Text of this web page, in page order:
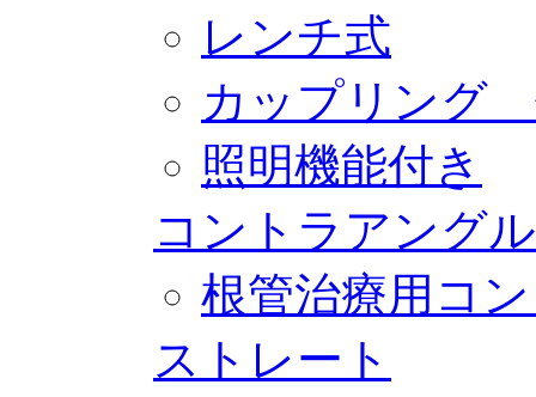
レンチ式
カップリング
照明機能付き
コントラアングル
根管治療用コ
ストレート